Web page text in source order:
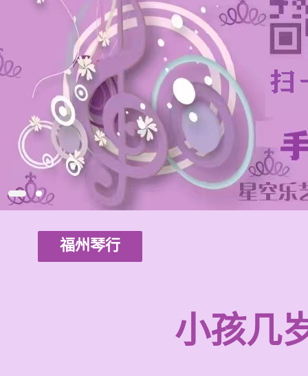
福州琴行
小孩几